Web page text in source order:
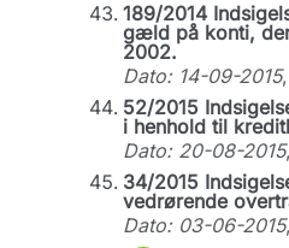
189/2014
gæld på konti,
2002.
Dato: 14-09-2015
52/2015
i henhold til
Dato: 20-08-2015
34/2015
vedrørende
Dato: 03-06-2015